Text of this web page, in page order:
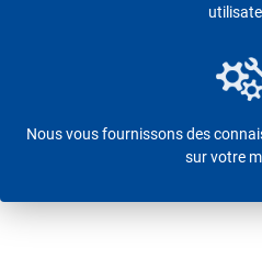
Nous vous fournissons des
sur votre